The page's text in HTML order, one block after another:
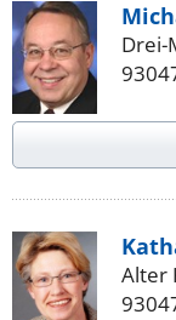
Drei-
Alter